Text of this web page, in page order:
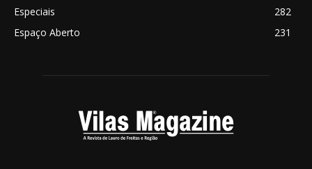
Especiais
282
Espaço Aberto
231